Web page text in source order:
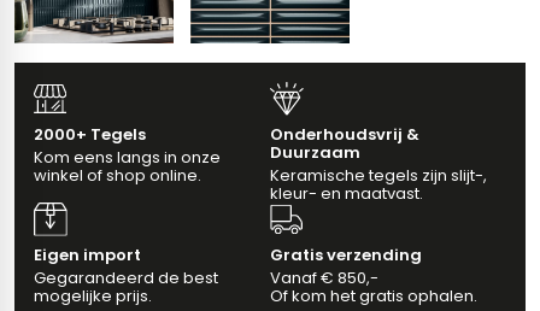
2000+ Tegels
Kom eens langs in onze
winkel of shop online.
Onderhoudsvrij &
Duurzaam
Keramische tegels zijn slijt-,
kleur- en maatvast.
Eigen import
Gegarandeerd de best
mogelijke prijs.
Gratis verzending
Vanaf € 850,-
Of kom het gratis ophalen.
x 33 cm